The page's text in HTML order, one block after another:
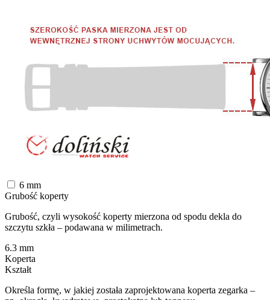
6 mm
Grubość koperty
Grubość, czyli wysokość koperty mierzona od spodu dekla do
szczytu szkła – podawana w milimetrach.
6.3 mm
Koperta
Kształt
Określa formę, w jakiej została zaprojektowana koperta zegarka –